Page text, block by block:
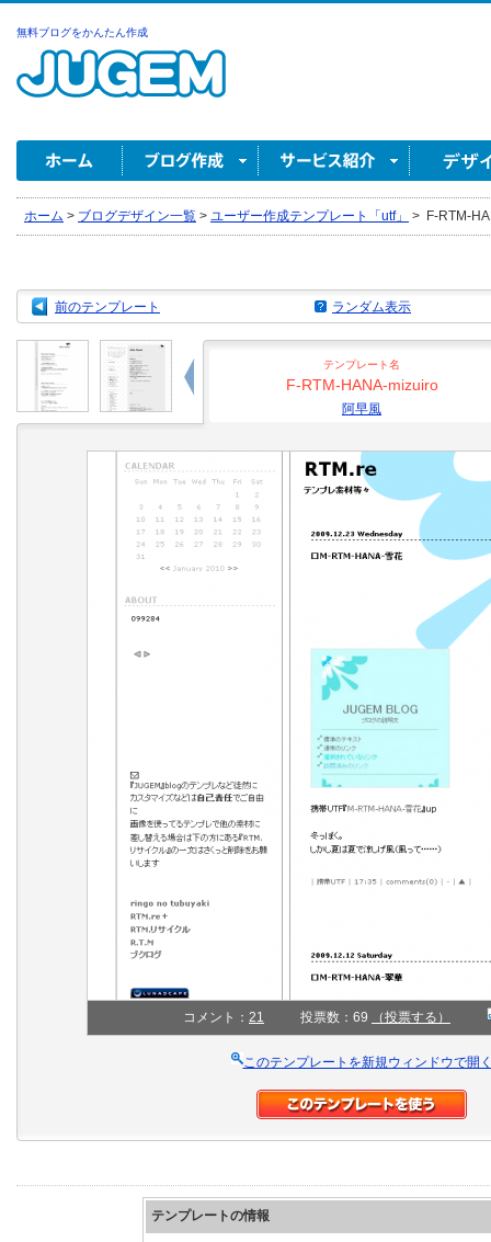
無料ブログをかんたん作成
ホーム > ブログデザイン一覧 > ユーザー作成テンプレート「utf」 > F-RTM-
前のテンプレート ランダム表示
テンプレート名
F-RTM-HANA-mizuiro
阿早風
コメント： 21 投票数：69 （投票する）
このテンプレートを新規ウィンドウで開
テンプレートの情報